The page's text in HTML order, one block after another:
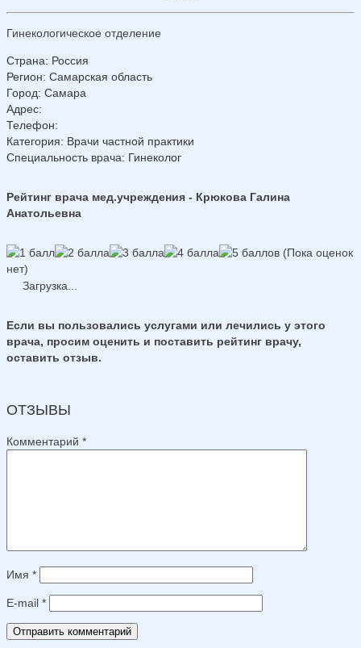
Гинекологическое отделение
Страна: Россия
Регион: Самарская область
Город: Самара
Адрес:
Телефон:
Категория: Врачи частной практики
Специальность врача: Гинеколог
Рейтинг врача мед.учреждения - Крюкова Галина
Анатольевна
(Пока оценок
нет)
Загрузка...
Если вы пользовались услугами или лечились у этого
врача, просим оценить и поставить рейтинг врачу,
оставить отзыв.
ОТЗЫВЫ
Комментарий *
Имя *
E-mail *